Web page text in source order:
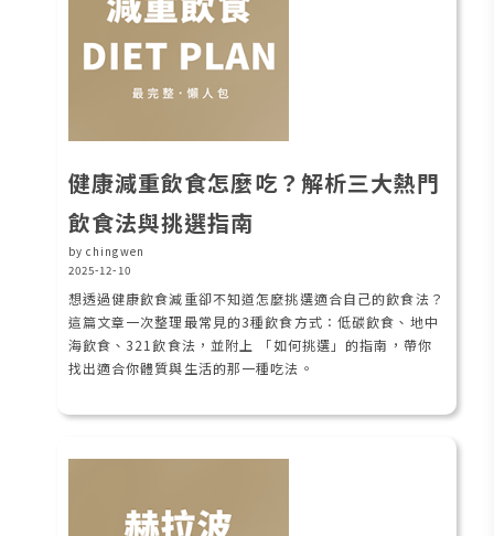
健康減重飲食怎麼吃？解析三大熱門
飲食法與挑選指南
by chingwen
2025-12-10
想透過健康飲食減重卻不知道怎麼挑選適合自己的飲食法？
這篇文章一次整理最常見的3種飲食方式：低碳飲食、地中
海飲食、321飲食法，並附上 「如何挑選」的指南，帶你
找出適合你體質與生活的那一種吃法。